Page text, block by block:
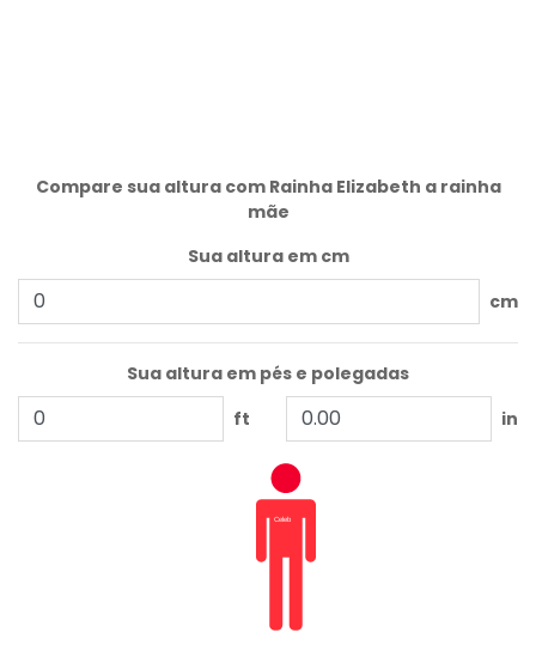
Compare sua altura com Rainha Elizabeth a rainha
mãe
Sua altura em cm
cm
Sua altura em pés e polegadas
ft
in